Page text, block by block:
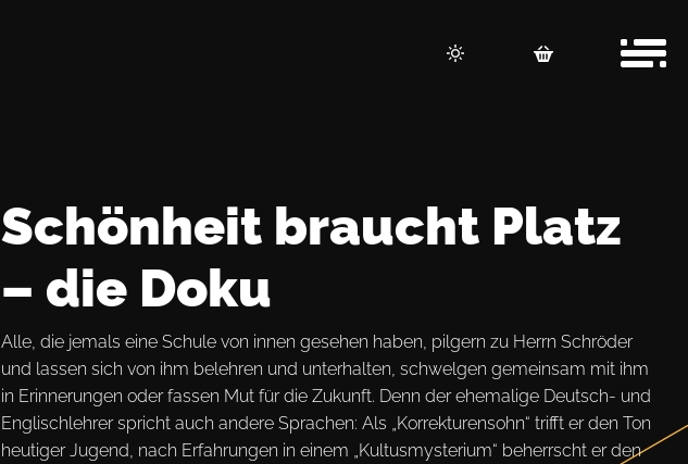
Schönheit braucht Platz
– die Doku
Alle, die jemals eine Schule von innen gesehen haben, pilgern zu Herrn Schröder
und lassen sich von ihm belehren und unterhalten, schwelgen gemeinsam mit ihm
in Erinnerungen oder fassen Mut für die Zukunft. Denn der ehemalige Deutsch- und
Englischlehrer spricht auch andere Sprachen: Als „Korrekturensohn“ trifft er den Ton
heutiger Jugend, nach Erfahrungen in einem „Kultusmysterium“ beherrscht er den